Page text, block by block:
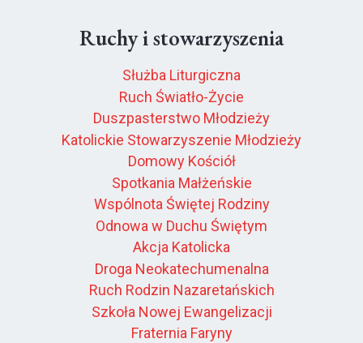
Ruchy i stowarzyszenia
Służba Liturgiczna
Ruch Światło-Życie
Duszpasterstwo Młodzieży
Katolickie Stowarzyszenie Młodzieży
Domowy Kościół
Spotkania Małżeńskie
Wspólnota Świętej Rodziny
Odnowa w Duchu Świętym
Akcja Katolicka
Droga Neokatechumenalna
Ruch Rodzin Nazaretańskich
Szkoła Nowej Ewangelizacji
Fraternia Faryny